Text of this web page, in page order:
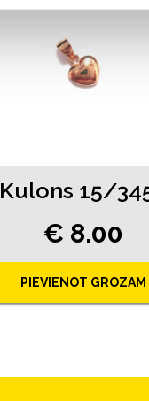
Kulons 15/
€ 8.00
PIEVIENOT GROZAM